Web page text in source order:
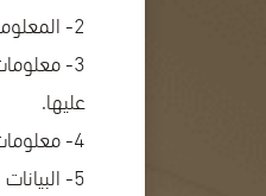
2- المعلومات الفنية، على سبيل المثال: معرف الجهاز وعنوان بروتوكول الإنترنت وملفات تعريف الارتباط ونوع المتصفح ونظام التشغيل.
3-
عليها.
4- معلومات التسجيل، على سبيل المثال: معلومات إنشاء الحساب أو التسجيل في الموقع أو تحميله أو الاشتراك في منتج أو خدمة.
5- البيانات التي يتم تبادلها أثناء التواصل مع المستخدم، على سبيل المثال: طلبات دعم العملاء والتغذية المرجعية من المستخدم.